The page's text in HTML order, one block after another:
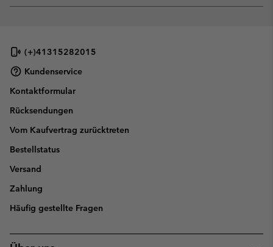
or
(+)41315282015
Kundenservice
Kontaktformular
Rücksendungen
Vom Kaufvertrag zurücktreten
Bestellstatus
Versand
Zahlung
Häufig gestellte Fragen